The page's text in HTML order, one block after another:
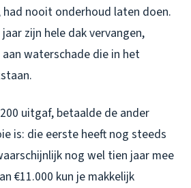
nooit onderhoud laten doen.
zijn hele dak vervangen,
aan waterschade die in het
uitgaf, betaalde de ander
is: die eerste heeft nog steeds
nog wel tien jaar mee
€11.000 kun je makkelijk